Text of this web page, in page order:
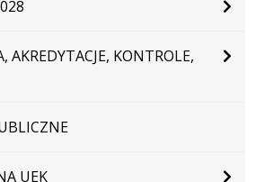
AKREDYTACJE, KONTROLE,
UEK